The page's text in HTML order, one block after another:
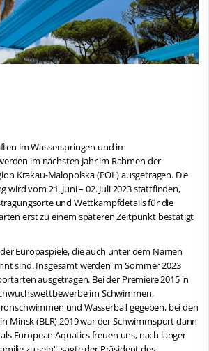
im Wasserspringen und im
im nächsten Jahr im Rahmen der
Krakau-Malopolska (POL) ausgetragen. Die
vom 21. Juni – 02. Juli 2023 stattfinden,
und Wettkampfdetails für die
erst zu einem späteren Zeitpunkt bestätigt
Europaspiele, die auch unter dem Namen
sind. Insgesamt werden im Sommer 2023
ausgetragen. Bei der Premiere 2015 in
im Schwimmen,
und Wasserball gegeben, bei den
Minsk (BLR) 2019 war der Schwimmsport dann
European Aquatics freuen uns, nach langer